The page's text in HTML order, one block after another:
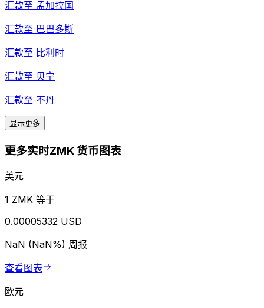
汇款至 孟加拉国
汇款至 巴巴多斯
汇款至 比利时
汇款至 贝宁
汇款至 不丹
显示更多
更多实时ZMK 货币图表
美元
1 ZMK 等于
0.00005332 USD
NaN (NaN%) 周报
查看图表
欧元